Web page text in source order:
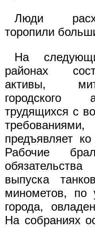
Люди
торопили
На
районах
активы,
городского
трудящихся с
предъявляет
Рабочие
выпуска
минометов, по
города,
На собраниях